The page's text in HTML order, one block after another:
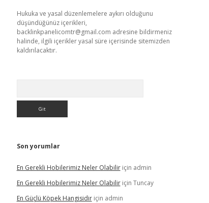
Hukuka ve yasal düzenlemelere aykırı olduğunu
düşündüğünüz içerikleri,
backlinkpanelicomtr@gmail.com adresine bildirmeniz
halinde, ilgili içerikler yasal süre içerisinde sitemizden
kaldırılacaktır.
Son yorumlar
En Gerekli Hobilerimiz Neler Olabiliriçin admin
En Gerekli Hobilerimiz Neler Olabiliriçin Tuncay
En Güçlü Köpek Hangisidiriçin admin